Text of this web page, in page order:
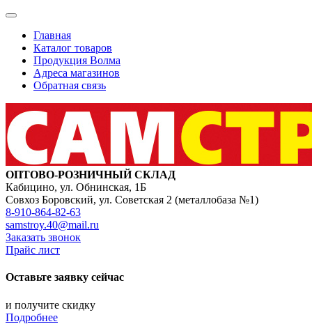
Главная
Каталог товаров
Продукция Волма
Адреса магазинов
Обратная связь
ОПТОВО-РОЗНИЧНЫЙ СКЛАД
Кабицино, ул. Обнинская, 1Б
Совхоз Боровский, ул. Советская 2 (металлобаза №1)
8-910-864-82-63
samstroy.40@mail.ru
Заказать звонок
Прайс лист
Оставьте заявку сейчас
и получите скидку
Подробнее